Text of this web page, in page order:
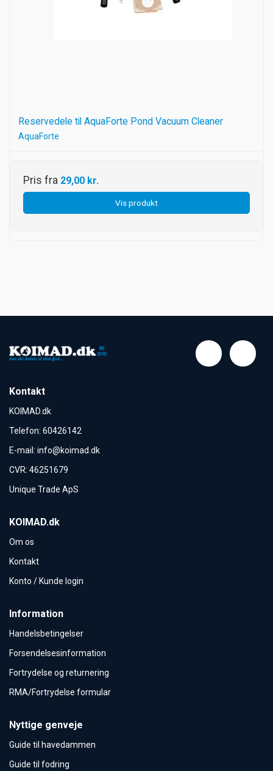
Reservedele til AquaForte Pond Vacuum Cleaner
AquaForte
Pris fra 29,00 kr.
Vis produkt
Kontakt
KOIMAD.dk
Telefon: 60426142
E-mail : info@koimad.dk
CVR: 46251679
Unique Trade ApS
KOIMAD.dk
Om os
Kontakt
Konto / Kunde login
Information
Handelsbetingelser
Forsendelsesinformation
Fortrydelse og returnering
RMA/Fortrydelse formular
Nyttige genveje
Guide til havedammen
Guide til fodring